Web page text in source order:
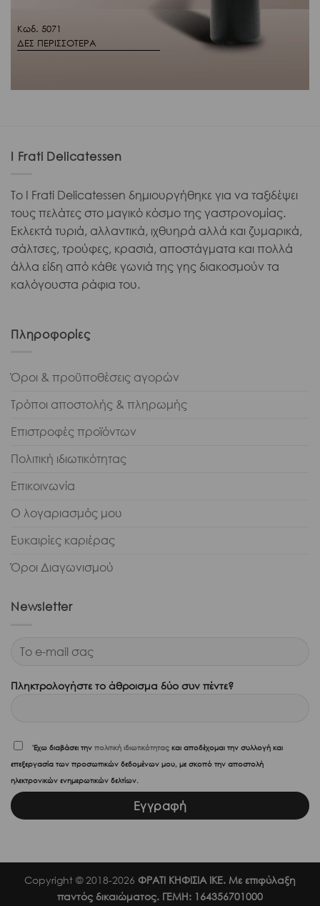
Κωδ. 5071
ΔΕΣ ΠΕΡΙΣΣΟΤΕΡΑ
I Frati Delicatessen
Το I Frati Delicatessen δημιουργήθηκε για να ταξιδέψει
τους πελάτες στο μαγικό κόσμο της γαστρονομίας.
Εκλεκτά τυριά, αλλαντικά, ιχθυηρά αλλά και ζυμαρικά,
σάλτσες, τρούφες, κρασιά, αποστάγματα και πολλά
άλλα είδη από κάθε γωνιά της γης διακοσμούν τα
καλόγουστα ράφια του.
Πληροφορίες
Όροι & προϋποθέσεις αγορών
Τρόποι αποστολής & πληρωμής
Επιστροφές προϊόντων
Πολιτική ιδιωτικότητας
Επικοινωνία
Ο λογαριασμός μου
Ευκαιρίες καριέρας
Όροι Διαγωνισμού
Newsletter
Πληκτρολογήστε το άθροισμα δύο συν πέντε?
'Εχω διαβάσει την πολιτική ιδιωτικότητας και αποδέχομαι την συλλογή και
επεξεργασία των προσωπικών δεδομένων μου, με σκοπό την αποστολή
ηλεκτρονικών ενημερωτικών δελτίων.
Copyright © 2018-2026 ΦΡΑΤΙ ΚΗΦΙΣΙΑ ΙΚΕ. Με επιφύλαξη
παντός δικαιώματος. ΓΕΜΗ: 164356701000